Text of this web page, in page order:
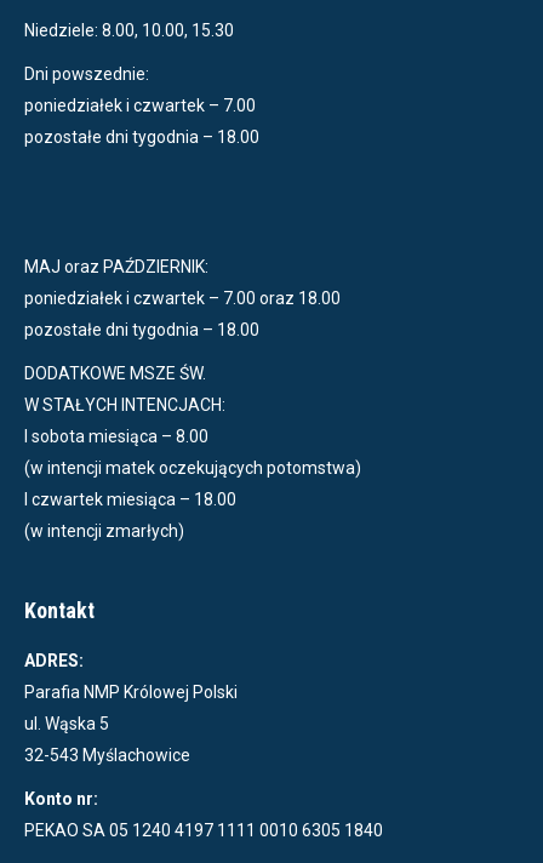
Niedziele: 8.00, 10.00, 15.30
Dni powszednie:
poniedziałek i czwartek – 7.00
pozostałe dni tygodnia – 18.00
MAJ oraz PAŹDZIERNIK:
poniedziałek i czwartek – 7.00 oraz 18.00
pozostałe dni tygodnia – 18.00
DODATKOWE MSZE ŚW.
W STAŁYCH INTENCJACH:
I sobota miesiąca – 8.00
(w intencji matek oczekujących potomstwa)
I czwartek miesiąca – 18.00
(w intencji zmarłych)
Kontakt
ADRES:
Parafia NMP Królowej Polski
ul. Wąska 5
32-543 Myślachowice
Konto nr:
PEKAO SA 05 1240 4197 1111 0010 6305 1840